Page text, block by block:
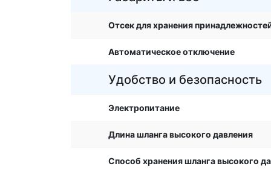
Отсек для хранения
Автоматическое отключение
Удобство и безопасность
Электропитание
Длина шланга высокого давления
Способ хранения шланга высокого